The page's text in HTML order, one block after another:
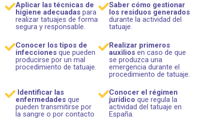
Aplicar las técnicas de
higiene adecuadas para
realizar tatuajes de forma
segura y responsable.
Saber cómo gestionar
los residuos generados
durante la actividad del
tatuaje.
Conocer los tipos de
infecciones que pueden
producirse por un mal
procedimiento de tatuaje.
Realizar primeros
auxiliosen caso de que
se produzca una
emergencia durante el
procedimiento de tatuaje.
Identificar las
enfermedades que
pueden transmitirse por
la sangre o por contacto
Conocer el régimen
jurídico que regula la
actividad del tatuaje en
España.